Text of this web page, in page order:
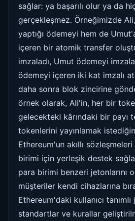
sağlar: ya başarılı olur ya da
gerçekleşmez. Örneğimizde
yaptığı ödemeyi hem de
içeren bir atomik transfer
imzaladı, Umut ödemeyi
ödemeyi içeren iki kat imzalı
daha sonra blok zincirine
örnek olarak, Ali'in, her bir
gelecekteki kârındaki bir payı
tokenlerini yayınlamak
Ethereum'un akıllı
birimi için yerleşik destek
para birimi benzeri jetonlarını
müşteriler kendi cihazlarına
Ethereum'daki kullanıcı
standartlar ve kurallar